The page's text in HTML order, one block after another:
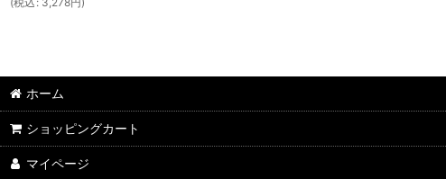
ホーム
ショッピングカート
マイページ